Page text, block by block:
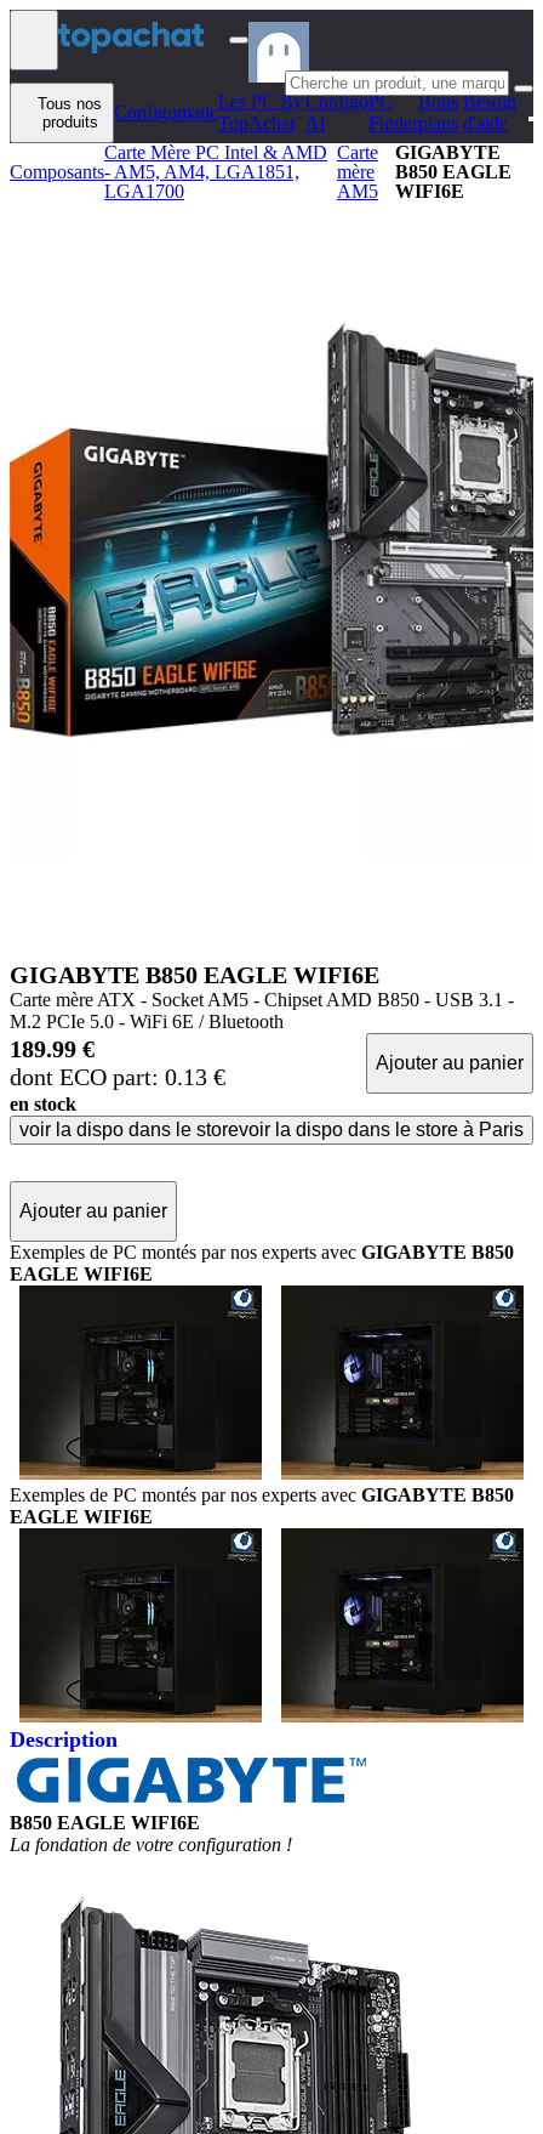
Aller au contenu
Tous nos
produits
Configomatic
Les PC By
TopAchat
Configo
Ai
PC
Finder
Bons
plans
Besoin
d'aide
Composants
Carte Mère PC Intel & AMD
- AM5, AM4, LGA1851,
LGA1700
Carte
mère
AM5
GIGABYTE
B850 EAGLE
WIFI6E
GIGABYTE B850 EAGLE WIFI6E
Carte mère ATX - Socket AM5 - Chipset AMD B850 - USB 3.1 -
M.2 PCIe 5.0 - WiFi 6E / Bluetooth
189.99 €
dont ECO part: 0.13 €
Ajouter au panier
en stock
voir la dispo dans le storevoir la dispo dans le store à Paris
Ajouter au panier
Exemples de PC montés par nos experts avec GIGABYTE B850
EAGLE WIFI6E
Exemples de PC montés par nos experts avec GIGABYTE B850
EAGLE WIFI6E
Description
B850 EAGLE WIFI6E
La fondation de votre configuration !